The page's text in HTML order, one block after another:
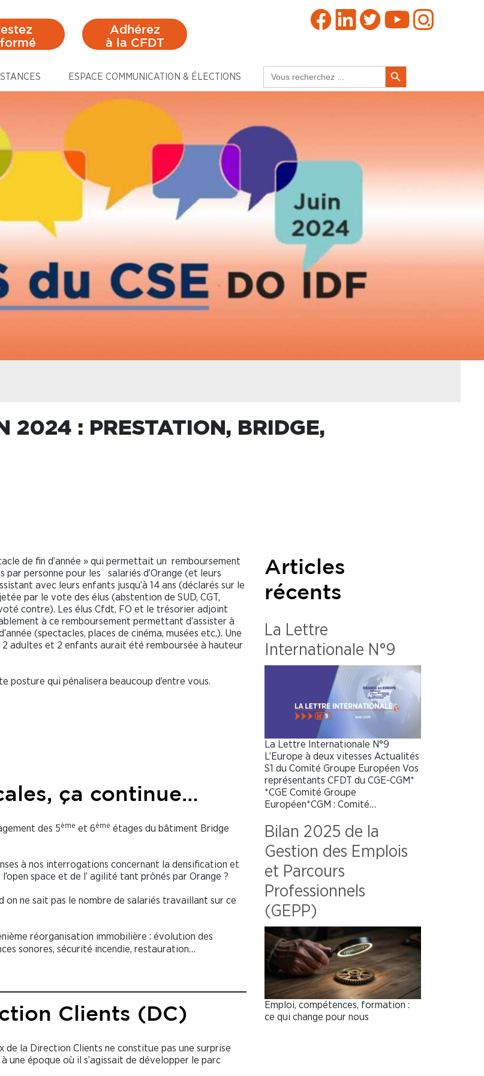
Adhérez
à la CFDT
ESPACE COMMUNICATION & ÉLECTIONS
for:
Search Button
2024 : PRESTATION, BRIDGE,
de fin d’année » qui permettait un remboursement
par personne pour les salariés d’Orange (et leurs
avec leurs enfants jusqu’à 14 ans (déclarés sur le
par le vote des élus (abstention de SUD, CGT,
voté contre). Les élus Cfdt, FO et le trésorier adjoint
à ce remboursement permettant d’assister à
(spectacles, places de cinéma, musées etc.). Une
adultes et 2 enfants aurait été remboursée à hauteur
posture qui pénalisera beaucoup d’entre vous.
ça continue…
des 5ème et 6ème étages du bâtiment Bridge
à nos interrogations concernant la densification et
space et de l’ agilité tant prônés par Orange ?
ne sait pas le nombre de salariés travaillant sur ce
réorganisation immobilière : évolution des
sonores, sécurité incendie, restauration…
Clients (DC)
de la Direction Clients ne constitue pas une surprise
une époque où il s’agissait de développer le parc
Articles
récents
La Lettre
Internationale N°9
La Lettre Internationale N°9
L’Europe à deux vitesses Actualités
S1 du Comité Groupe Européen Vos
représentants CFDT du CGE-CGM*
*CGE Comité Groupe
Européen*CGM : Comité…
Bilan 2025 de la
Gestion des Emplois
et Parcours
Professionnels
(GEPP)
Emploi, compétences, formation :
ce qui change pour nous